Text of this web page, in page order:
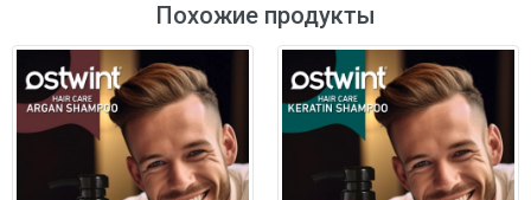
Похожие продукты